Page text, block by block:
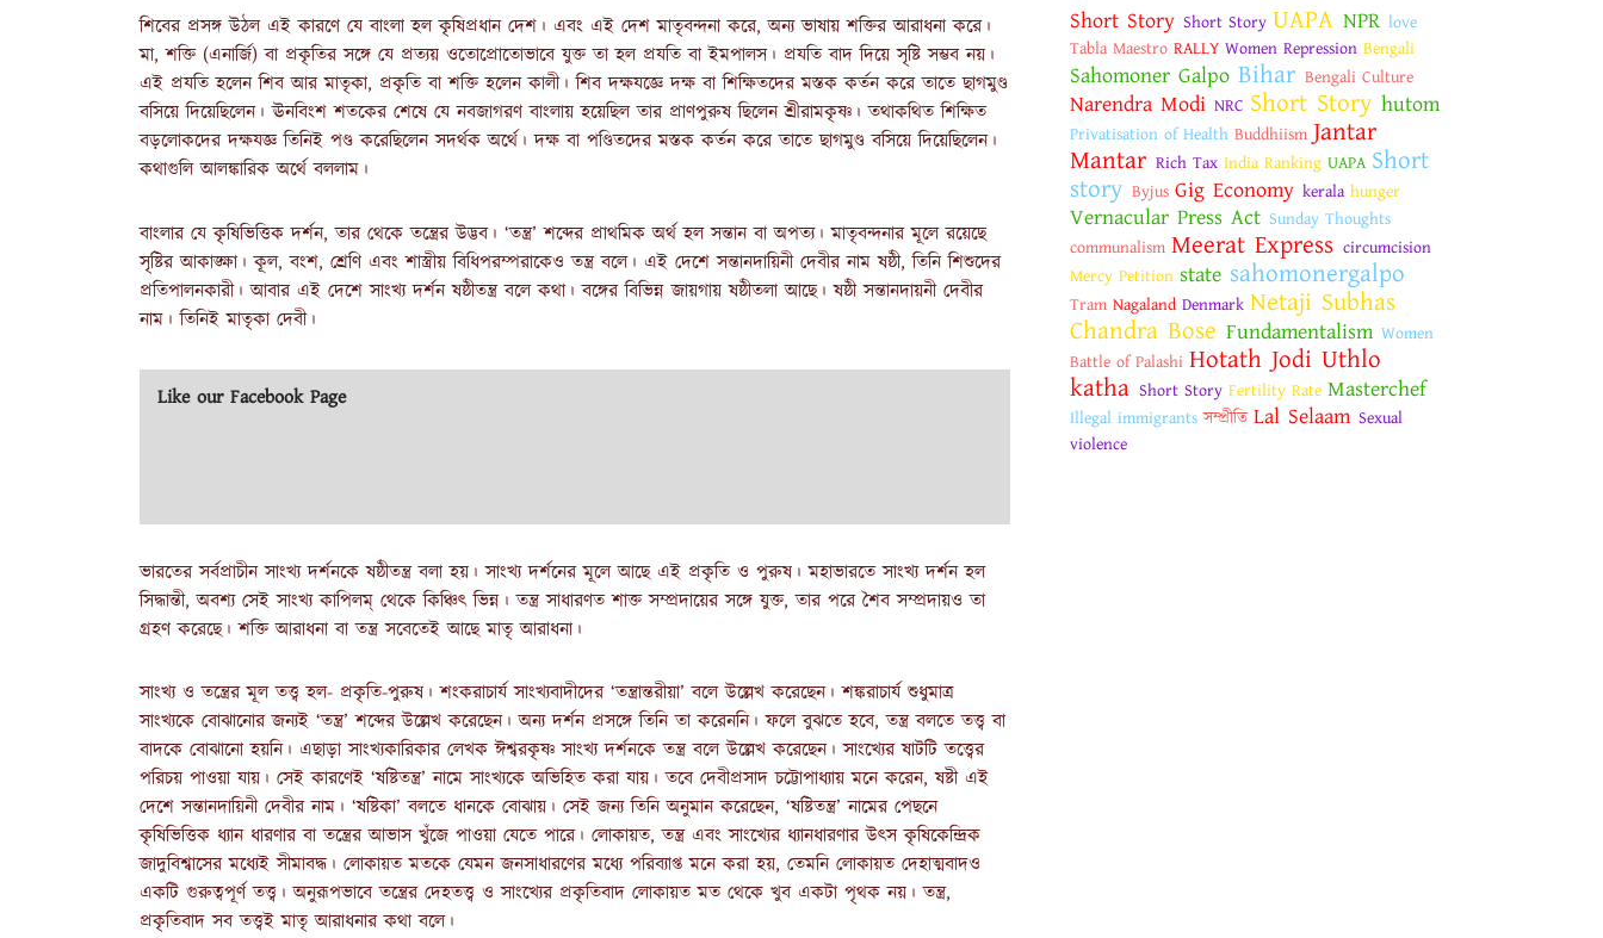
শিবের প্রসঙ্গ উঠল এই কারণে যে বাংলা হল কৃষিপ্রধান দেশ। এবং এই দেশ মাতৃবন্দনা করে, অন্য ভাষায় শক্তির আরাধনা করে।
মা, শক্তি (এনার্জি) বা প্রকৃতির সঙ্গে যে প্রত্যয় ওতোপ্রোতোভাবে যুক্ত তা হল প্রযতি বা ইমপালস। প্রযতি বাদ দিয়ে সৃষ্টি সম্ভব নয়।
এই প্রযতি হলেন শিব আর মাতৃকা, প্রকৃতি বা শক্তি হলেন কালী। শিব দক্ষযজ্ঞে দক্ষ বা শিক্ষিতদের মস্তক কর্তন করে তাতে ছাগমুণ্ড
বসিয়ে দিয়েছিলেন। ঊনবিংশ শতকের শেষে যে নবজাগরণ বাংলায় হয়েছিল তার প্রাণপুরুষ ছিলেন শ্রীরামকৃষ্ণ। তথাকথিত শিক্ষিত
বড়লোকদের দক্ষযজ্ঞ তিনিই পণ্ড করেছিলেন সদর্থক অর্থে। দক্ষ বা পণ্ডিতদের মস্তক কর্তন করে তাতে ছাগমুণ্ড বসিয়ে দিয়েছিলেন।
কথাগুলি আলঙ্কারিক অর্থে বললাম।
বাংলার যে কৃষিভিত্তিক দর্শন, তার থেকে তন্ত্রের উদ্ভব। ‘তন্ত্র’ শব্দের প্রাথমিক অর্থ হল সন্তান বা অপত্য। মাতৃবন্দনার মূলে রয়েছে
সৃষ্টির আকাঙ্ক্ষা। কূল, বংশ, শ্রেণি এবং শাস্ত্রীয় বিধিপরম্পরাকেও তন্ত্র বলে। এই দেশে সন্তানদায়িনী দেবীর নাম ষষ্ঠী, তিনি শিশুদের
প্রতিপালনকারী। আবার এই দেশে সাংখ্য দর্শন ষষ্ঠীতন্ত্র বলে কথা। বঙ্গের বিভিন্ন জায়গায় ষষ্ঠীতলা আছে। ষষ্ঠী সন্তানদায়নী দেবীর
নাম। তিনিই মাতৃকা দেবী।
Like our Facebook Page
ভারতের সর্বপ্রাচীন সাংখ্য দর্শনকে ষষ্ঠীতন্ত্র বলা হয়। সাংখ্য দর্শনের মূলে আছে এই প্রকৃতি ও পুরুষ। মহাভারতে সাংখ্য দর্শন হল
সিদ্ধান্তী, অবশ্য সেই সাংখ্য কাপিলম্ থেকে কিঞ্চিৎ ভিন্ন। তন্ত্র সাধারণত শাক্ত সম্প্রদায়ের সঙ্গে যুক্ত, তার পরে শৈব সম্প্রদায়ও তা
গ্রহণ করেছে। শক্তি আরাধনা বা তন্ত্র সবেতেই আছে মাতৃ আরাধনা।
সাংখ্য ও তন্ত্রের মূল তত্ত্ব হল- প্রকৃতি-পুরুষ। শংকরাচার্য সাংখ্যবাদীদের ‘তন্ত্রান্তরীয়া’ বলে উল্লেখ করেছেন। শঙ্করাচার্য শুধুমাত্র
সাংখ্যকে বোঝানোর জন্যই ‘তন্ত্র’ শব্দের উল্লেখ করেছেন। অন্য দর্শন প্রসঙ্গে তিনি তা করেননি। ফলে বুঝতে হবে, তন্ত্র বলতে তত্ত্ব বা
বাদকে বোঝানো হয়নি। এছাড়া সাংখ্যকারিকার লেখক ঈশ্বরকৃষ্ণ সাংখ্য দর্শনকে তন্ত্র বলে উল্লেখ করেছেন। সাংখ্যের ষাটটি তত্ত্বের
পরিচয় পাওয়া যায়। সেই কারণেই ‘ষষ্টিতন্ত্র’ নামে সাংখ্যকে অভিহিত করা যায়। তবে দেবীপ্রসাদ চট্টোপাধ্যায় মনে করেন, ষষ্টী এই
দেশে সন্তানদায়িনী দেবীর নাম। ‘ষষ্টিকা’ বলতে ধানকে বোঝায়। সেই জন্য তিনি অনুমান করেছেন, ‘ষষ্টিতন্ত্র’ নামের পেছনে
কৃষিভিত্তিক ধ্যান ধারণার বা তন্ত্রের আভাস খুঁজে পাওয়া যেতে পারে। লোকায়ত, তন্ত্র এবং সাংখ্যের ধ্যানধারণার উৎস কৃষিকেন্দ্রিক
জাদুবিশ্বাসের মধ্যেই সীমাবদ্ধ। লোকায়ত মতকে যেমন জনসাধারণের মধ্যে পরিব্যাপ্ত মনে করা হয়, তেমনি লোকায়ত দেহাত্মবাদও
একটি গুরুত্বপূর্ণ তত্ত্ব। অনুরূপভাবে তন্ত্রের দেহতত্ত্ব ও সাংখ্যের প্রকৃতিবাদ লোকায়ত মত থেকে খুব একটা পৃথক নয়। তন্ত্র,
প্রকৃতিবাদ সব তত্ত্বই মাতৃ আরাধনার কথা বলে।
Short Story Short Story UAPA NPR love
Tabla Maestro RALLY Women Repression Bengali
Sahomoner Galpo Bihar Bengali Culture
Narendra Modi NRC Short Story hutom
Privatisation of Health Buddhiism Jantar
Mantar Rich Tax India Ranking UAPA Short
story Byjus Gig Economy kerala hunger
Vernacular Press Act Sunday Thoughts
communalism Meerat Express circumcision
Mercy Petition state sahomonergalpo
Tram Nagaland Denmark Netaji Subhas
Chandra Bose Fundamentalism Women
Battle of Palashi Hotath Jodi Uthlo
katha Short Story Fertility Rate Masterchef
Illegal immigrants সম্প্রীতি Lal Selaam Sexual
violence